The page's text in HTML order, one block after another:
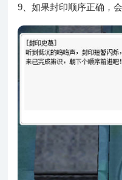
9、如果封印顺序正确，